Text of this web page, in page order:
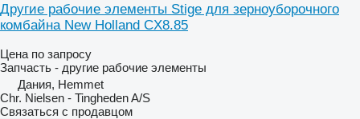
Другие рабочие элементы Stige для зерноуборочного
комбайна New Holland CX8.85
Цена по запросу
Запчасть - другие рабочие элементы
Дания, Hemmet
Chr. Nielsen - Tingheden A/S
Связаться с продавцом